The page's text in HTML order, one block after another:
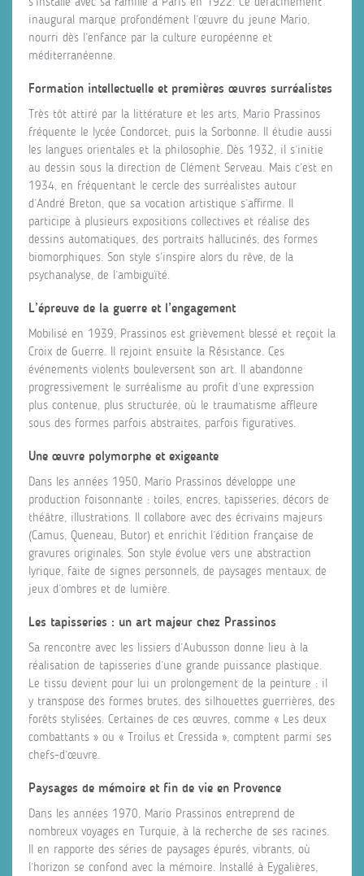
inaugural marque profondément l’œuvre du jeune Mario,
nourri dès l’enfance par la culture européenne et
méditerranéenne.
Formation intellectuelle et premières œuvres surréalistes
Très tôt attiré par la littérature et les arts, Mario Prassinos
fréquente le lycée Condorcet, puis la Sorbonne. Il étudie aussi
les langues orientales et la philosophie. Dès 1932, il s’initie
au dessin sous la direction de Clément Serveau. Mais c’est en
1934, en fréquentant le cercle des surréalistes autour
d’André Breton, que sa vocation artistique s’affirme. Il
participe à plusieurs expositions collectives et réalise des
dessins automatiques, des portraits hallucinés, des formes
biomorphiques. Son style s’inspire alors du rêve, de la
psychanalyse, de l’ambiguïté.
L’épreuve de la guerre et l’engagement
Mobilisé en 1939, Prassinos est grièvement blessé et reçoit la
Croix de Guerre. Il rejoint ensuite la Résistance. Ces
événements violents bouleversent son art. Il abandonne
progressivement le surréalisme au profit d’une expression
plus contenue, plus structurée, où le traumatisme affleure
sous des formes parfois abstraites, parfois figuratives.
Une œuvre polymorphe et exigeante
Dans les années 1950, Mario Prassinos développe une
production foisonnante : toiles, encres, tapisseries, décors de
théâtre, illustrations. Il collabore avec des écrivains majeurs
(Camus, Queneau, Butor) et enrichit l’édition française de
gravures originales. Son style évolue vers une abstraction
lyrique, faite de signes personnels, de paysages mentaux, de
jeux d’ombres et de lumière.
Les tapisseries : un art majeur chez Prassinos
Sa rencontre avec les lissiers d’Aubusson donne lieu à la
réalisation de tapisseries d’une grande puissance plastique.
Le tissu devient pour lui un prolongement de la peinture : il
y transpose des formes brutes, des silhouettes guerrières, des
forêts stylisées. Certaines de ces œuvres, comme « Les deux
combattants » ou « Troilus et Cressida », comptent parmi ses
chefs-d’œuvre.
Paysages de mémoire et fin de vie en Provence
Dans les années 1970, Mario Prassinos entreprend de
nombreux voyages en Turquie, à la recherche de ses racines.
Il en rapporte des séries de paysages épurés, vibrants, où
l’horizon se confond avec la mémoire. Installé à Eygalières,